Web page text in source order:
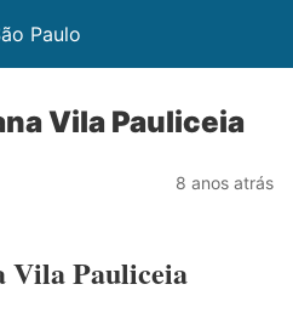
Paulo
Vila Pauliceia
8 anos atrás
Vila Pauliceia